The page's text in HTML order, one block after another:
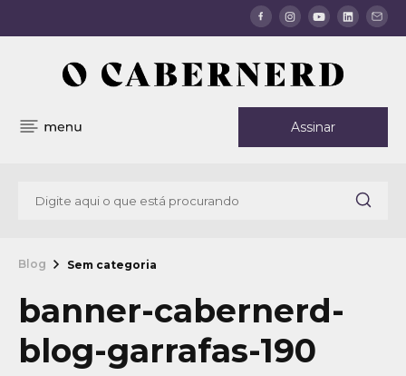
Assinar
Blog Sem categoria
banner-cabernerd-
blog-garrafas-190